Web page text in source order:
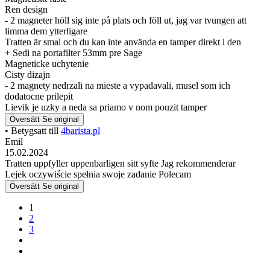
Ren design
- 2 magneter höll sig inte på plats och föll ut, jag var tvungen att
limma dem ytterligare
Tratten är smal och du kan inte använda en tamper direkt i den
+ Sedi na portafilter 53mm pre Sage
Magneticke uchytenie
Cisty dizajn
- 2 magnety nedrzali na mieste a vypadavali, musel som ich
dodatocne prilepit
Lievik je uzky a neda sa priamo v nom pouzit tamper
Översätt Se original
• Betygsatt till 4barista.pl
Emil
15.02.2024
Tratten uppfyller uppenbarligen sitt syfte Jag rekommenderar
Lejek oczywiście spełnia swoje zadanie Polecam
Översätt Se original
1
2
3